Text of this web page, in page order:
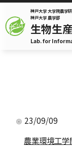
神戸大学 大学院農学
神戸大学 農学部
生物生
Lab. for
23/09/09
農業環境工